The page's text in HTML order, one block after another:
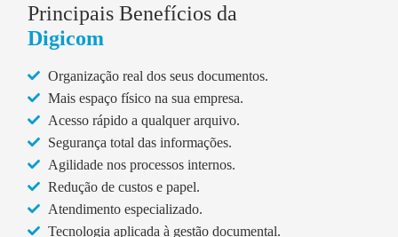
Principais Benefícios da
Digicom
Organização real dos seus documentos.
Mais espaço físico na sua empresa.
Acesso rápido a qualquer arquivo.
Segurança total das informações.
Agilidade nos processos internos.
Redução de custos e papel.
Atendimento especializado.
Tecnologia aplicada à gestão documental.